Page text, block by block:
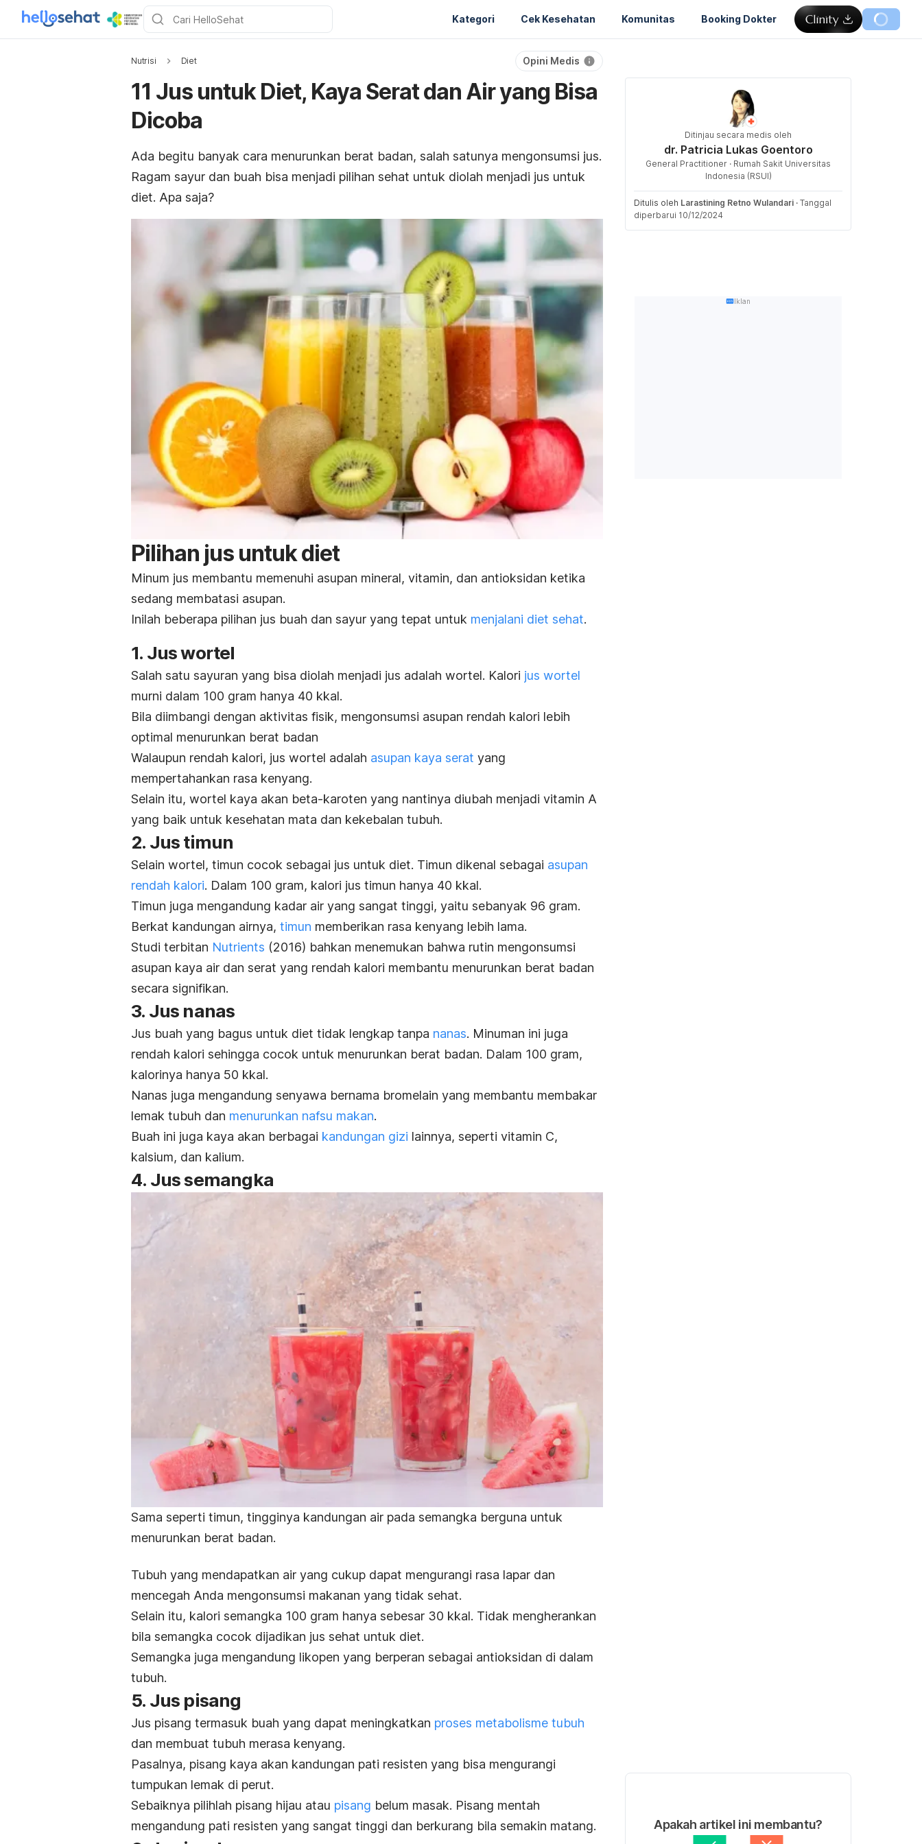
Kategori Cek Kesehatan Komunitas Booking Dokter
Nutrisi Diet Opini Medis
11 Jus untuk Diet, Kaya Serat dan Air yang Bisa
Dicoba
Ada begitu banyak cara menurunkan berat badan, salah satunya mengonsumsi jus.
Ragam sayur dan buah bisa menjadi pilihan sehat untuk diolah menjadi jus untuk
diet. Apa saja?
Pilihan jus untuk diet
Minum jus membantu memenuhi asupan mineral, vitamin, dan antioksidan ketika
sedang membatasi asupan.
Inilah beberapa pilihan jus buah dan sayur yang tepat untuk menjalani diet sehat.
1. Jus wortel
Salah satu sayuran yang bisa diolah menjadi jus adalah wortel. Kalori jus wortel
murni dalam 100 gram hanya 40 kkal.
Bila diimbangi dengan aktivitas fisik, mengonsumsi asupan rendah kalori lebih
optimal menurunkan berat badan
Walaupun rendah kalori, jus wortel adalah asupan kaya serat yang
mempertahankan rasa kenyang.
Selain itu, wortel kaya akan beta-karoten yang nantinya diubah menjadi vitamin A
yang baik untuk kesehatan mata dan kekebalan tubuh.
2. Jus timun
Selain wortel, timun cocok sebagai jus untuk diet. Timun dikenal sebagai asupan
rendah kalori. Dalam 100 gram, kalori jus timun hanya 40 kkal.
Timun juga mengandung kadar air yang sangat tinggi, yaitu sebanyak 96 gram.
Berkat kandungan airnya, timun memberikan rasa kenyang lebih lama.
Studi terbitan Nutrients (2016) bahkan menemukan bahwa rutin mengonsumsi
asupan kaya air dan serat yang rendah kalori membantu menurunkan berat badan
secara signifikan.
3. Jus nanas
Jus buah yang bagus untuk diet tidak lengkap tanpa nanas. Minuman ini juga
rendah kalori sehingga cocok untuk menurunkan berat badan. Dalam 100 gram,
kalorinya hanya 50 kkal.
Nanas juga mengandung senyawa bernama bromelain yang membantu membakar
lemak tubuh dan menurunkan nafsu makan.
Buah ini juga kaya akan berbagai kandungan gizi lainnya, seperti vitamin C,
kalsium, dan kalium.
4. Jus semangka
Sama seperti timun, tingginya kandungan air pada semangka berguna untuk
menurunkan berat badan.
Tubuh yang mendapatkan air yang cukup dapat mengurangi rasa lapar dan
mencegah Anda mengonsumsi makanan yang tidak sehat.
Selain itu, kalori semangka 100 gram hanya sebesar 30 kkal. Tidak mengherankan
bila semangka cocok dijadikan jus sehat untuk diet.
Semangka juga mengandung likopen yang berperan sebagai antioksidan di dalam
tubuh.
5. Jus pisang
Jus pisang termasuk buah yang dapat meningkatkan proses metabolisme tubuh
dan membuat tubuh merasa kenyang.
Pasalnya, pisang kaya akan kandungan pati resisten yang bisa mengurangi
tumpukan lemak di perut.
Sebaiknya pilihlah pisang hijau atau pisang belum masak. Pisang mentah
mengandung pati resisten yang sangat tinggi dan berkurang bila semakin matang.
Ditinjau secara medis oleh
dr. Patricia Lukas Goentoro
General Practitioner · Rumah Sakit Universitas
Indonesia (RSUI)
Ditulis oleh Larastining Retno Wulandari · Tanggal
diperbarui 10/12/2024
Iklan
Apakah artikel ini membantu?